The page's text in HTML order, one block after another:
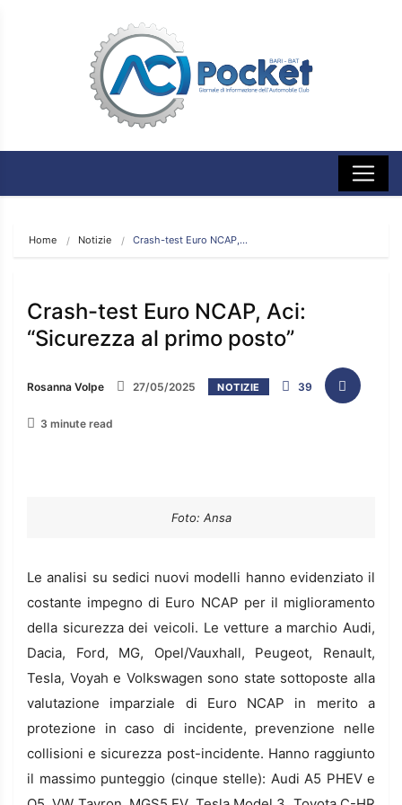
Home Notizie Crash-test Euro NCAP,…
Crash-test Euro NCAP, Aci:
“Sicurezza al primo posto”
Rosanna Volpe 27/05/2025 NOTIZIE 39
3 minute read
Foto: Ansa
Le analisi su sedici nuovi modelli hanno evidenziato il
costante impegno di Euro NCAP per il miglioramento
della sicurezza dei veicoli. Le vetture a marchio Audi,
Dacia, Ford, MG, Opel/Vauxhall, Peugeot, Renault,
Tesla, Voyah e Volkswagen sono state sottoposte alla
valutazione imparziale di Euro NCAP in merito a
protezione in caso di incidente, prevenzione nelle
collisioni e sicurezza post-incidente. Hanno raggiunto
il massimo punteggio (cinque stelle): Audi A5 PHEV e